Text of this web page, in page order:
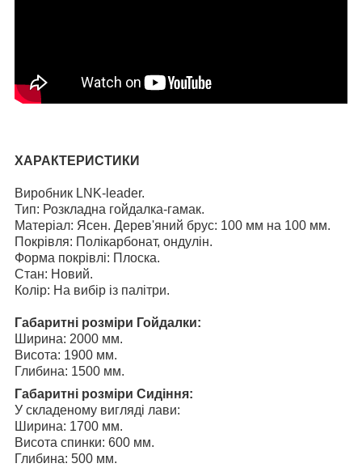
ХАРАКТЕРИСТИКИ
Виробник LNK-leader.
Тип: Розкладна гойдалка-гамак.
Матеріал: Ясен. Дерев'яний брус: 100 мм на 100 мм.
Покрівля: Полікарбонат, ондулін.
Форма покрівлі: Плоска.
Стан: Новий.
Колір: На вибір із палітри.
Габаритні розміри Гойдалки:
Ширина: 2000 мм.
Висота: 1900 мм.
Глибина: 1500 мм.
Габаритні розміри Сидіння:
У складеному вигляді лави:
Ширина: 1700 мм.
Висота спинки: 600 мм.
Глибина: 500 мм.